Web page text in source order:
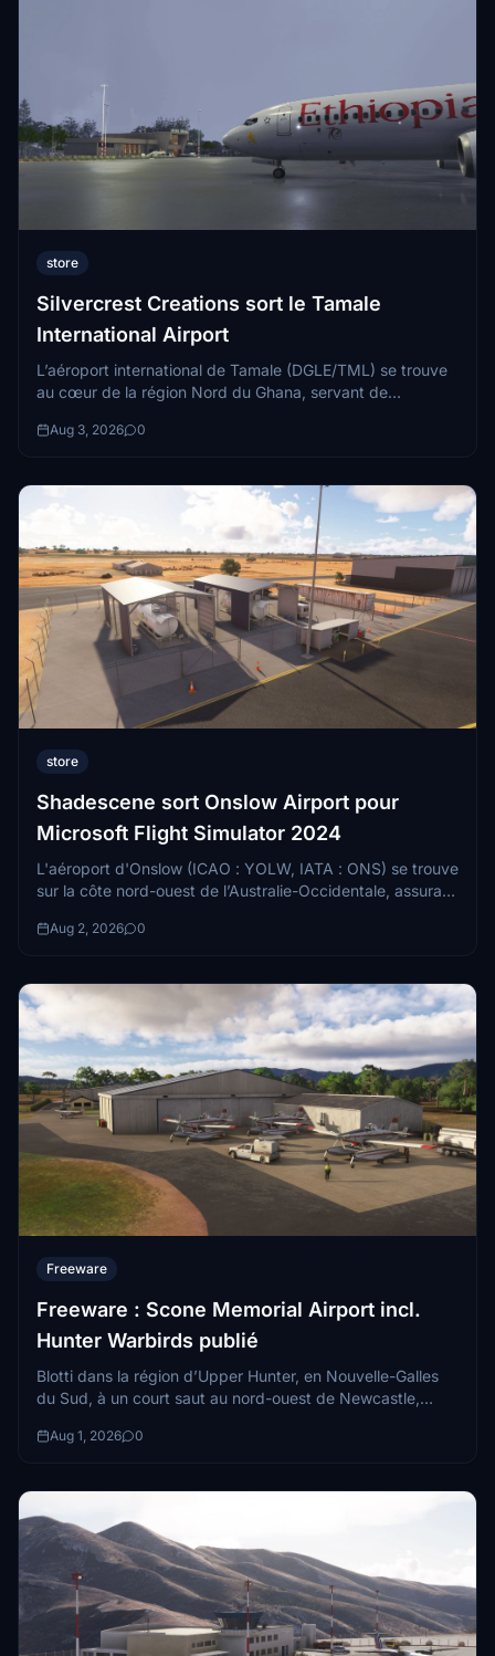
store
Silvercrest Creations sort le Tamale
International Airport
L’aéroport international de Tamale (DGLE/TML) se trouve
au cœur de la région Nord du Ghana, servant de
Aug 3, 2026 0
store
Shadescene sort Onslow Airport pour
Microsoft Flight Simulator 2024
L'aéroport d'Onslow (ICAO : YOLW, IATA : ONS) se trouve
sur la côte nord-ouest de l’Australie-Occidentale, assurant
Aug 2, 2026 0
Freeware
Freeware : Scone Memorial Airport incl.
Hunter Warbirds publié
Blotti dans la région d’Upper Hunter, en Nouvelle-Galles
du Sud, à un court saut au nord-ouest de Newcastle,
Aug 1, 2026 0